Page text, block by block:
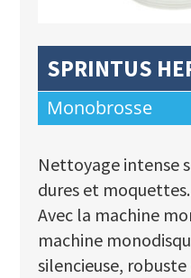
SPRINTUS
Monobrosse
Nettoyage intense
dures et moquettes.
Avec la machine
machine
silencieuse,